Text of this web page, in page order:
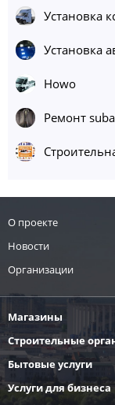
Установка
Установка
Howo
Ремонт
О проекте
Новости
Организации
Магазины
Строительные
Бытовые услуги
Услуги для бизнеса